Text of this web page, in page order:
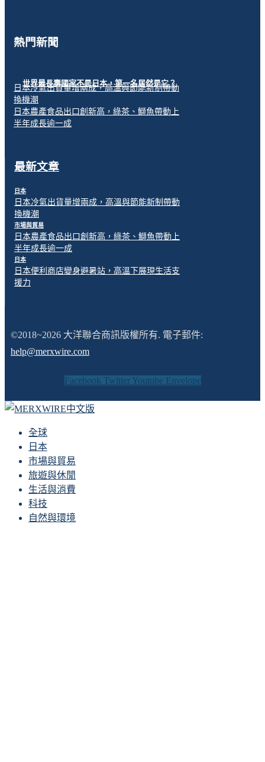
熱門新聞
世界最長壽國家不是日本，第一名居然是它？
日本冷氣出貨量增兩成，高溫與節能新制帶動
換機潮
日本農產食品出口創新高，綠茶、鰤魚帶動上
半年成長逾一成
最新文章
日本
日本冷氣出貨量增兩成，高溫與節能新制帶動
換機潮
市場與貿易
日本農產食品出口創新高，綠茶、鰤魚帶動上
半年成長逾一成
日本
日本便利商店變身避暑站，高溫下展現生活支
援力
©2018~2026 大洋聯合商訊版權所有. 電子郵件:
help@merxwire.com
Facebook Twitter Youtube Envelope
全球
日本
市場與貿易
旅遊與休閒
生活與消費
科技
自然與環境